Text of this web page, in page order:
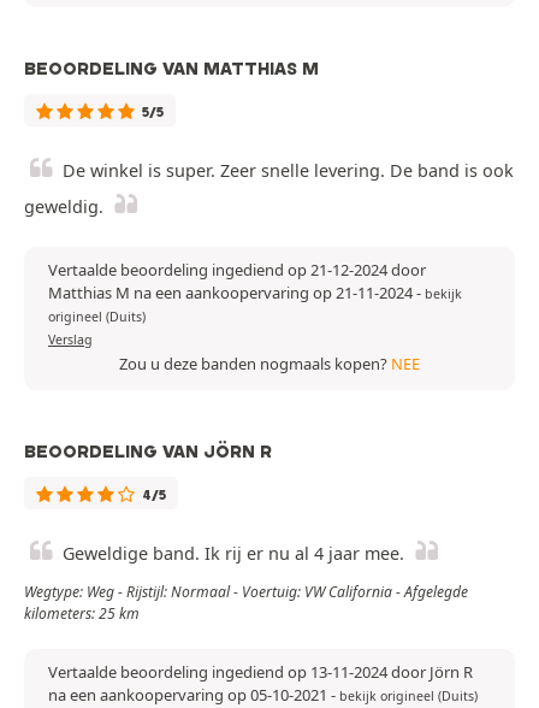
BEOORDELING VAN MATTHIAS M
5/5
De winkel is super. Zeer snelle levering. De band is ook
geweldig.
Vertaalde beoordeling ingediend op 21-12-2024 door
Matthias M na een aankoopervaring op 21-11-2024- bekijk
origineel (Duits)
Verslag
Zou u deze banden nogmaals kopen? NEE
BEOORDELING VAN JÖRN R
4/5
Geweldige band. Ik rij er nu al 4 jaar mee.
Wegtype: Weg - Rijstijl: Normaal - Voertuig: VW California - Afgelegde
kilometers: 25 km
Vertaalde beoordeling ingediend op 13-11-2024 door Jörn R
na een aankoopervaring op 05-10-2021 - bekijk origineel (Duits)